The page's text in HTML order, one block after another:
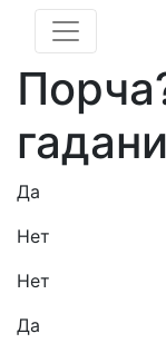
Да
Нет
Нет
Да